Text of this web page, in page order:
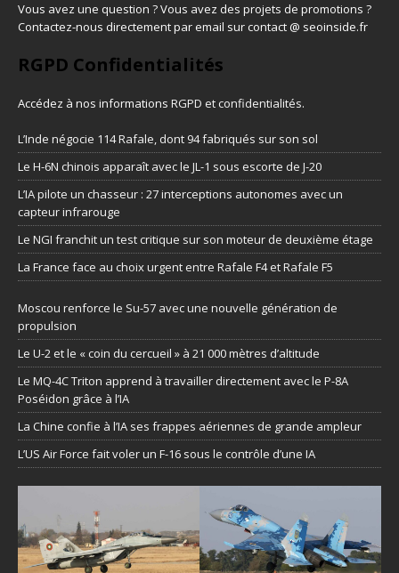
Vous avez une question ? Vous avez des projets de promotions ?
Contactez-nous directement par email sur contact @ seoinside.fr
RGPD Confidentialités
Accédez à nos informations RGPD et confidentialités.
L’Inde négocie 114 Rafale, dont 94 fabriqués sur son sol
Le H-6N chinois apparaît avec le JL-1 sous escorte de J-20
L’IA pilote un chasseur : 27 interceptions autonomes avec un
capteur infrarouge
Le NGI franchit un test critique sur son moteur de deuxième étage
La France face au choix urgent entre Rafale F4 et Rafale F5
Moscou renforce le Su-57 avec une nouvelle génération de
propulsion
Le U-2 et le « coin du cercueil » à 21 000 mètres d’altitude
Le MQ-4C Triton apprend à travailler directement avec le P-8A
Poséidon grâce à l’IA
La Chine confie à l’IA ses frappes aériennes de grande ampleur
L’US Air Force fait voler un F-16 sous le contrôle d’une IA